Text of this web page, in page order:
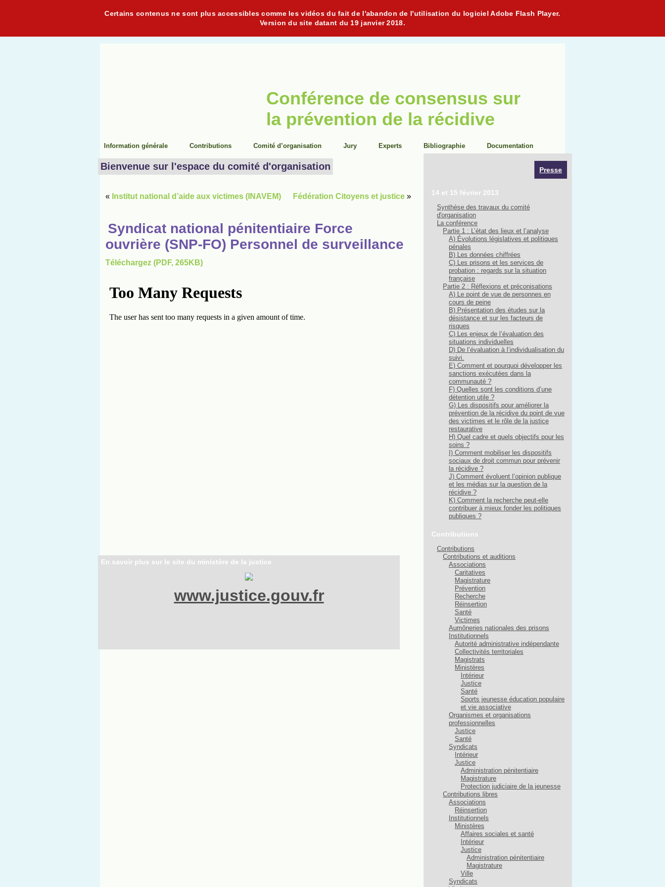
Certains contenus ne sont plus accessibles comme les vidéos du fait de l'abandon de l'utilisation du logiciel Adobe Flash Player.
Version du site datant du 19 janvier 2018.
Conférence de consensus sur
la prévention de la récidive
Information générale Contributions Comité d’organisation Jury Experts Bibliographie Documentation
Bienvenue sur l'espace du comité d'organisation
« Institut national d’aide aux victimes (INAVEM) Fédération Citoyens et justice »
Syndicat national pénitentiaire Force
ouvrière (SNP-FO) Personnel de surveillance
Téléchargez (PDF, 265KB)
En savoir plus sur le site du ministère de la justice
www.justice.gouv.fr
Presse
14 et 15 février 2013
Synthèse des travaux du comité
d'organisation
La conférence
Partie 1 : L’état des lieux et l’analyse
A) Évolutions législatives et politiques
pénales
B) Les données chiffrées
C) Les prisons et les services de
probation : regards sur la situation
française
Partie 2 : Réflexions et préconisations
A) Le point de vue de personnes en
cours de peine
B) Présentation des études sur la
désistance et sur les facteurs de
risques
C) Les enjeux de l’évaluation des
situations individuelles
D) De l’évaluation à l’individualisation du
suivi.
E) Comment et pourquoi développer les
sanctions exécutées dans la
communauté ?
F) Quelles sont les conditions d’une
détention utile ?
G) Les dispositifs pour améliorer la
prévention de la récidive du point de vue
des victimes et le rôle de la justice
restaurative
H) Quel cadre et quels objectifs pour les
soins ?
I) Comment mobiliser les dispositifs
sociaux de droit commun pour prévenir
la récidive ?
J) Comment évoluent l’opinion publique
et les médias sur la question de la
récidive ?
K) Comment la recherche peut-elle
contribuer à mieux fonder les politiques
publiques ?
Contributions
Contributions
Contributions et auditions
Associations
Caritatives
Magistrature
Prévention
Recherche
Réinsertion
Santé
Victimes
Aumôneries nationales des prisons
Institutionnels
Autorité administrative indépendante
Collectivités territoriales
Magistrats
Ministères
Intérieur
Justice
Santé
Sports jeunesse éducation populaire
et vie associative
Organismes et organisations
professionnelles
Justice
Santé
Syndicats
Intérieur
Justice
Administration pénitentiaire
Magistrature
Protection judiciaire de la jeunesse
Contributions libres
Associations
Réinsertion
Institutionnels
Ministères
Affaires sociales et santé
Intérieur
Justice
Administration pénitentiaire
Magistrature
Ville
Syndicats